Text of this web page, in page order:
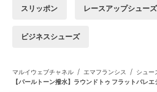
スリッポン レースアップシューズ
ビジネスシューズ
マルイウェブチャネル / エマフランシス / シュー
【パールトーン撥水】ラウンドトゥ フラットバレエ